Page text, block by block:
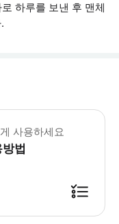
하루를 보낸 후 맨체
돌아옵니다. 만 5세 미만
사용하세요
법